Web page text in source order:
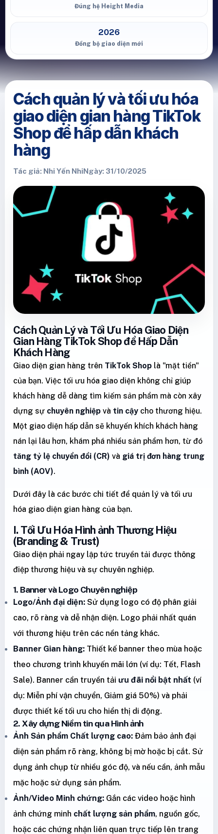
Đúng hệ Height Media
2026
Đồng bộ giao diện mới
Cách quản lý và tối ưu hóa
giao diện gian hàng TikTok
Shop để hấp dẫn khách
hàng
Tác giả: Nhi Yến NhiNgày: 31/10/2025
Cách Quản Lý và Tối Ưu Hóa Giao Diện
Gian Hàng TikTok Shop để Hấp Dẫn
Khách Hàng
Giao diện gian hàng trên TikTok Shop là "mặt tiền"
của bạn. Việc tối ưu hóa giao diện không chỉ giúp
khách hàng dễ dàng tìm kiếm sản phẩm mà còn xây
dựng sự chuyên nghiệp và tin cậy cho thương hiệu.
Một giao diện hấp dẫn sẽ khuyến khích khách hàng
nán lại lâu hơn, khám phá nhiều sản phẩm hơn, từ đó
tăng tỷ lệ chuyển đổi (CR) và giá trị đơn hàng trung
bình (AOV).
Dưới đây là các bước chi tiết để quản lý và tối ưu
hóa giao diện gian hàng của bạn.
I. Tối Ưu Hóa Hình ảnh Thương Hiệu
(Branding & Trust)
Giao diện phải ngay lập tức truyền tải được thông
điệp thương hiệu và sự chuyên nghiệp.
1. Banner và Logo Chuyên nghiệp
Logo/Ảnh đại diện: Sử dụng logo có độ phân giải
cao, rõ ràng và dễ nhận diện. Logo phải nhất quán
với thương hiệu trên các nền tảng khác.
Banner Gian hàng: Thiết kế banner theo mùa hoặc
theo chương trình khuyến mãi lớn (ví dụ: Tết, Flash
Sale). Banner cần truyền tải ưu đãi nổi bật nhất (ví
dụ: Miễn phí vận chuyển, Giảm giá 50%) và phải
được thiết kế tối ưu cho hiển thị di động.
2. Xây dựng Niềm tin qua Hình ảnh
Ảnh Sản phẩm Chất lượng cao: Đảm bảo ảnh đại
diện sản phẩm rõ ràng, không bị mờ hoặc bị cắt. Sử
dụng ảnh chụp từ nhiều góc độ, và nếu cần, ảnh mẫu
mặc hoặc sử dụng sản phẩm.
Ảnh/Video Minh chứng: Gắn các video hoặc hình
ảnh chứng minh chất lượng sản phẩm, nguồn gốc,
hoặc các chứng nhận liên quan trực tiếp lên trang